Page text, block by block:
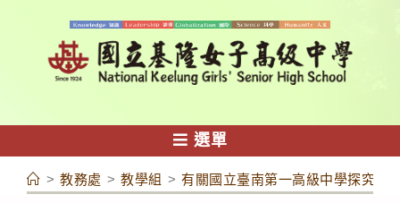
容
選單
> 教務處 > 教學組 > 有關國立臺南第一高級中學探究與